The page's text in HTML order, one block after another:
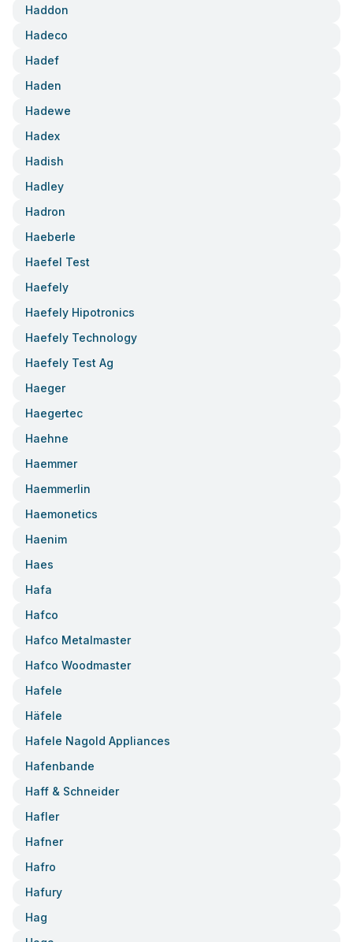
Haddon
Hadeco
Hadef
Haden
Hadewe
Hadex
Hadish
Hadley
Hadron
Haeberle
Haefel Test
Haefely
Haefely Hipotronics
Haefely Technology
Haefely Test Ag
Haeger
Haegertec
Haehne
Haemmer
Haemmerlin
Haemonetics
Haenim
Haes
Hafa
Hafco
Hafco Metalmaster
Hafco Woodmaster
Hafele
Häfele
Hafele Nagold Appliances
Hafenbande
Haff & Schneider
Hafler
Hafner
Hafro
Hafury
Hag